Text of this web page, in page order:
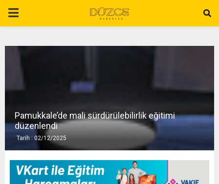
P
M
APamukkale’de mali sürdürülebilirlik eğitimi
düzenlendi
Tarih : 02/12/2025